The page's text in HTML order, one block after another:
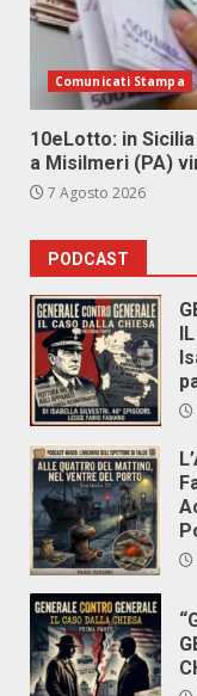
Comunicati Stampa
10eLotto: in
a Misilmeri (PA)
7 Agosto 2026
PODCAST